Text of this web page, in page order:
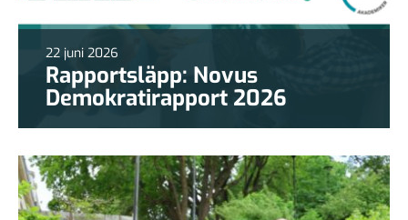
22 juni 2026
Rapportsläpp: Novus
Demokratirapport 2026